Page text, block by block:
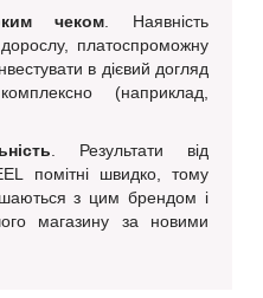
чеком. Наявність
платоспроможну
в дієвий догляд
(наприклад,
. Результати від
помітні швидко, тому
з цим брендом і
магазину за новими